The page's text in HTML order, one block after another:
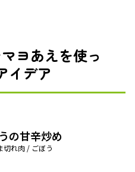
ヨあえを使っ
イデア
の甘辛炒め
切れ肉 / ごぼう